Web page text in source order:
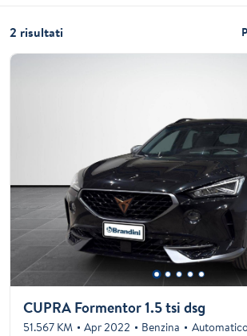
2 risultati
CUPRA Formentor 1.5 tsi dsg
51.567 KM Apr 2022 Benzina